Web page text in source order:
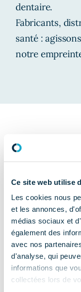
Ce site web utilise
Les cookies nous
et les annonces,
médias sociaux et
également des
avec nos
d'analyse, qui
informations que
collectées lors de
dentaire.
Fabricants,
santé :
notre
PUBLIÉ LE
Face aux enjeux
d’optimiser les
COMIDENT et